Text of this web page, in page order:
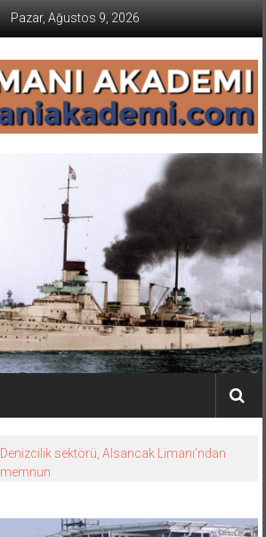
Pazar, Ağustos 9, 2026
Denizcilik sektörü, Alsancak Limanı’ndan
memnun